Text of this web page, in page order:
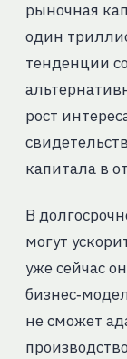
рыночная
один
тенденции
рост
капитала в
В
могут
уже сейчас
не сможет